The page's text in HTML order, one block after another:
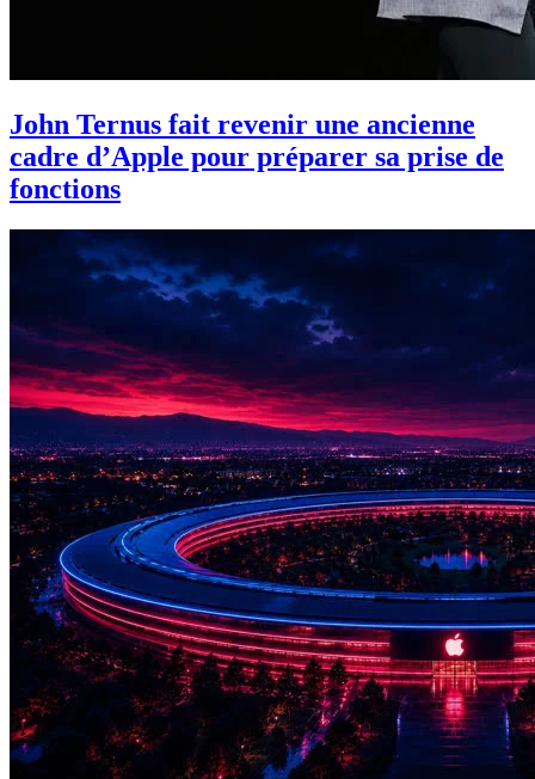
John Ternus fait revenir une ancienne
cadre d’Apple pour préparer sa prise de
fonctions